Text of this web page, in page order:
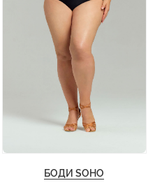
БОДИ SOHO